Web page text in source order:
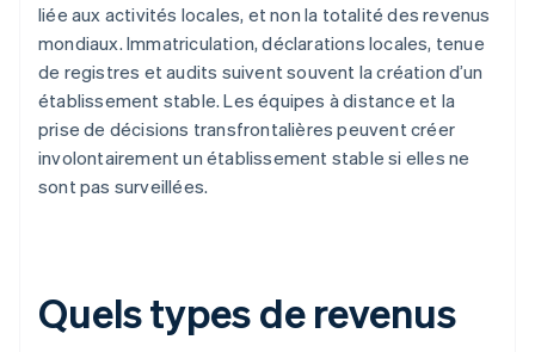
liée aux activités locales, et non la totalité des revenus
mondiaux. Immatriculation, déclarations locales, tenue
de registres et audits suivent souvent la création d’un
établissement stable. Les équipes à distance et la
prise de décisions transfrontalières peuvent créer
involontairement un établissement stable si elles ne
sont pas surveillées.
Quels types de revenus